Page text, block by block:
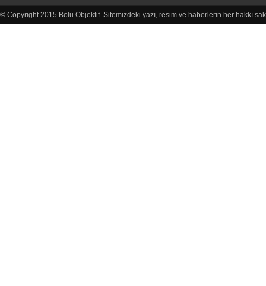
© Copyright 2015 Bolu Objektif. Sitemizdeki yazı, resim ve haberlerin her hakkı